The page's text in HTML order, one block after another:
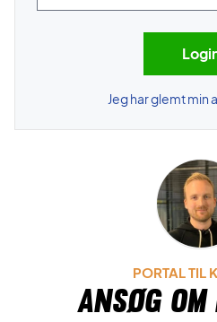
Jeg har glemt min
PORTAL TIL
Ansøg